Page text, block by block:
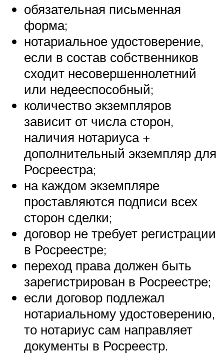
обязательная письменная
форма;
нотариальное удостоверение,
если в состав собственников
сходит несовершеннолетний
или недееспособный;
количество экземпляров
зависит от числа сторон,
наличия нотариуса +
дополнительный экземпляр для
Росреестра;
на каждом экземпляре
проставляются подписи всех
сторон сделки;
договор не требует регистрации
в Росреестре;
переход права должен быть
зарегистрирован в Росреестре;
если договор подлежал
нотариальному удостоверению,
то нотариус сам направляет
документы в Росреестр.